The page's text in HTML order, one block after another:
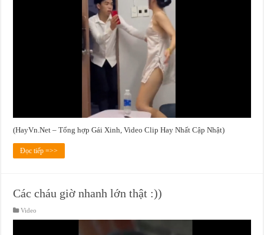
(HayVn.Net – Tổng hợp Gái Xinh, Video Clip Hay Nhất Cập Nhật)
Đọc tiếp =>>
Các cháu giờ nhanh lớn thật :))
Video